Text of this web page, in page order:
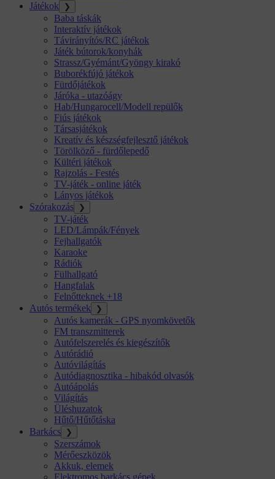
Játékok
❯
Baba táskák
Interaktív játékok
Távirányítós/RC játékok
Játék bútorok/konyhák
Strassz/Gyémánt/Gyöngy kirakó
Buborékfújó játékok
Fürdőjátékok
Járóka - utazóágy
Hab/Hungarocell/Modell repülők
Fiús játékok
Társasjátékok
Kreatív és készségfejlesztő játékok
Törölköző - fürdőlepedő
Kültéri játékok
Rajzolás - Festés
TV-játék - online játék
Lányos játékok
Szórakozás
❯
TV-játék
LED/Lámpák/Fények
Fejhallgatók
Karaoke
Rádiók
Fülhallgató
Hangfalak
Felnőtteknek +18
Autós termékek
❯
Autós kamerák - GPS nyomkövetők
FM transzmitterek
Autófelszerelés és kiegészítők
Autórádió
Autóvilágítás
Autódiagnosztika - hibakód olvasók
Autóápolás
Világítás
Üléshuzatok
Hűtő/Hűtőtáska
Barkács
❯
Szerszámok
Mérőeszközök
Akkuk, elemek
Elektromos barkács gépek